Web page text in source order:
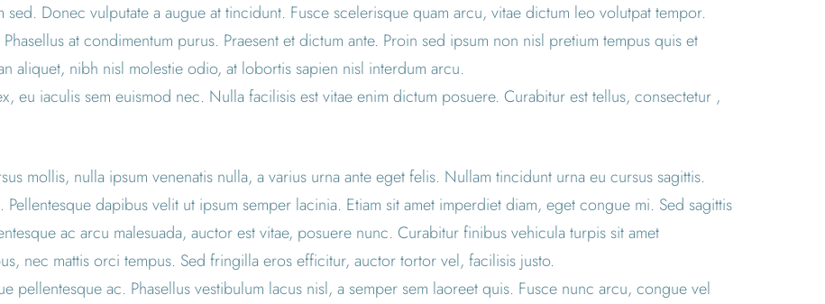
sed. Donec vulputate a augue at tincidunt. Fusce scelerisque quam arcu, vitae dictum leo volutpat tempor.
at condimentum purus. Praesent et dictum ante. Proin sed ipsum non nisl pretium tempus quis et
aliquet, nibh nisl molestie odio, at lobortis sapien nisl interdum arcu.
eu iaculis sem euismod nec. Nulla facilisis est vitae enim dictum posuere. Curabitur est tellus, consectetur ,
mollis, nulla ipsum venenatis nulla, a varius urna ante eget felis. Nullam tincidunt urna eu cursus sagittis.
dapibus velit ut ipsum semper lacinia. Etiam sit amet imperdiet diam, eget congue mi. Sed sagittis
ac arcu malesuada, auctor est vitae, posuere nunc. Curabitur finibus vehicula turpis sit amet
nec mattis orci tempus. Sed fringilla eros efficitur, auctor tortor vel, facilisis justo.
pellentesque ac. Phasellus vestibulum lacus nisl, a semper sem laoreet quis. Fusce nunc arcu, congue vel